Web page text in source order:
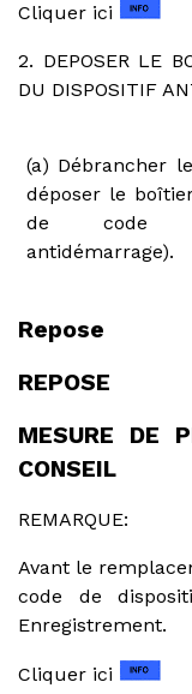
Cliquer ici
2. DEPOSER LE
DU DISPOSITIF
(a) Débrancher
déposer le
de code
antidémarrage).
Repose
REPOSE
MESURE DE
CONSEIL
REMARQUE:
Avant le
code de
Enregistrement.
Cliquer ici